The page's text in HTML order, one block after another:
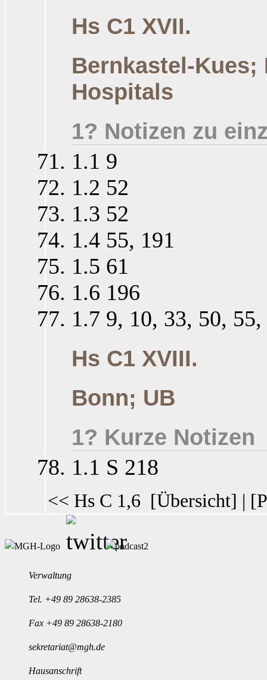
Hs C1 XVII.
Bernkastel-
Hospitals
1? Notizen zu
1.1 9
1.2 52
1.3 52
1.4 55, 191
1.5 61
1.6 196
1.7 9, 10, 33, 50,
Hs C1 XVIII.
Bonn; UB
1? Kurze Notizen
1.1 S 218
<< Hs C 1,6 [Übersicht] | [
Verwaltung
Tel. +49 89 28638-2385
Fax +49 89 28638-2180
sekretariat@mgh.de
Hausanschrift